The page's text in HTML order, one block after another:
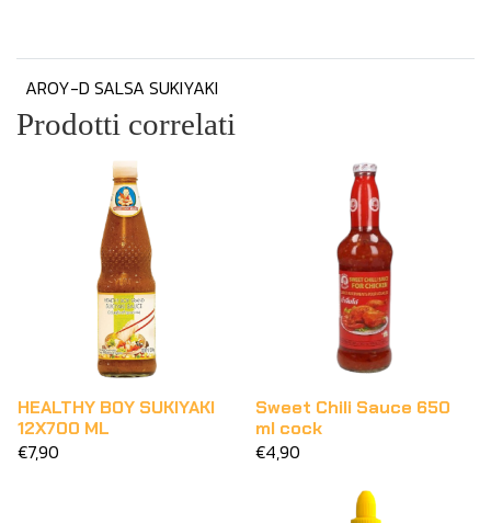
AROY-D SALSA SUKIYAKI
Prodotti correlati
HEALTHY BOY SUKIYAKI
12X700 ML
€7,90
Sweet Chili Sauce 650
ml cock
€4,90